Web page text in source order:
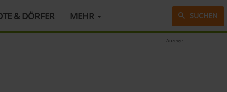
& DÖRFER MEHR SUCHEN
Anzeige